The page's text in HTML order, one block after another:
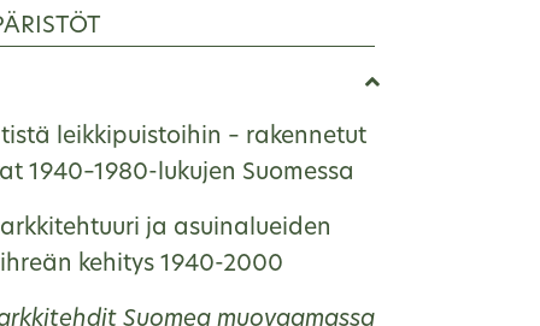
leikkipuistoihin – rakennetut
1940–1980-lukujen Suomessa
ja asuinalueiden
kehitys 1940-2000
Suomea muovaamassa